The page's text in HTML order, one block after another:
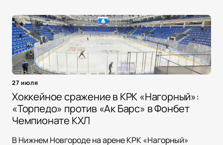
27 июля
Хоккейное сражение в КРК «Нагорный»:
«Торпедо» против «Ак Барс» в Фонбет
Чемпионате КХЛ
В Нижнем Новгороде на арене КРК «Нагорный»